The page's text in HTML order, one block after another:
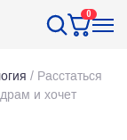
0
/ Расстаться
драм и хочет